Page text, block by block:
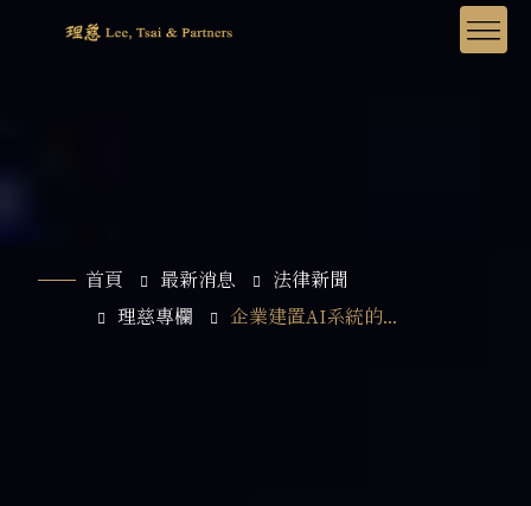
首頁 最新消息
法律新聞
理慈專欄
企業建置AI系統的...